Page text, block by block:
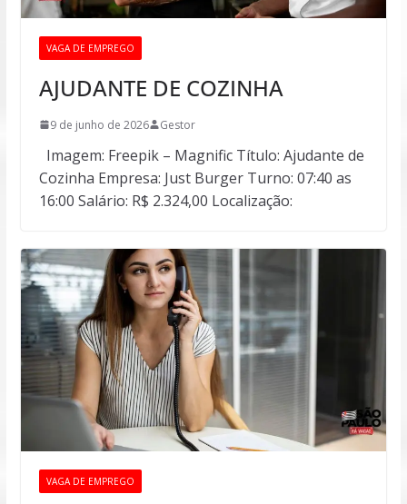
VAGA DE EMPREGO
AJUDANTE DE COZINHA
9 de junho de 2026 Gestor
Imagem: Freepik – Magnific Título: Ajudante de
Cozinha Empresa: Just Burger Turno: 07:40 as
16:00 Salário: R$ 2.324,00 Localização:
VAGA DE EMPREGO